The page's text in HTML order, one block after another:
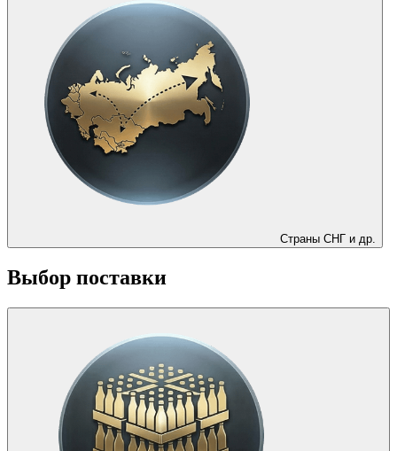
Страны СНГ и др.
Выбор поставки